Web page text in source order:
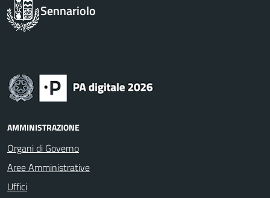
Sennariolo
AMMINISTRAZIONE
Organi di Governo
Aree Amministrative
Uffici